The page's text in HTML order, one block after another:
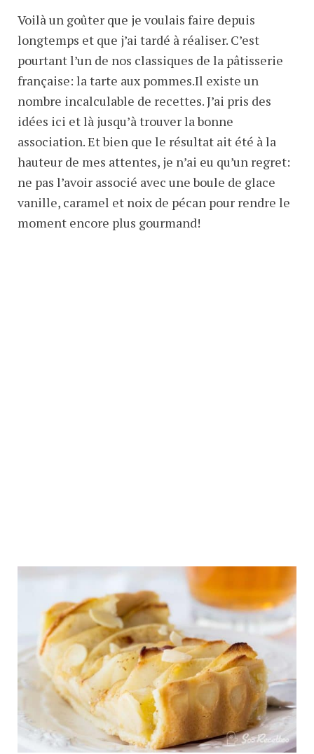
Voilà un goûter que je voulais faire depuis
longtemps et que j’ai tardé à réaliser. C’est
pourtant l’un de nos classiques de la pâtisserie
française: la tarte aux pommes.Il existe un
nombre incalculable de recettes. J’ai pris des
idées ici et là jusqu’à trouver la bonne
association. Et bien que le résultat ait été à la
hauteur de mes attentes, je n’ai eu qu’un regret:
ne pas l’avoir associé avec une boule de glace
vanille, caramel et noix de pécan pour rendre le
moment encore plus gourmand!